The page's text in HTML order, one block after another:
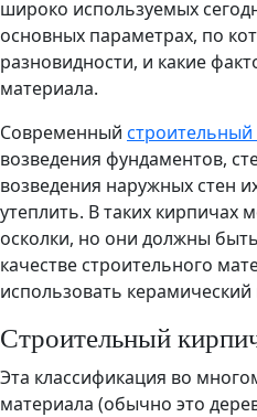
широко используемых
основных параметрах, по
разновидности, и какие
материала.
Современный
возведения фундаментов,
возведения наружных стен
утеплить. В таких кирпичах
осколки, но они должны
качестве строительного
использовать
Строительный
Эта классификация во
материала (обычно это